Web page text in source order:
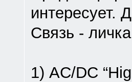
интересует.
Связь -
1) AC/DC